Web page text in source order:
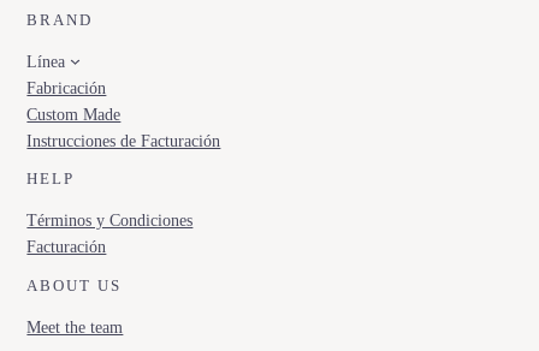
BRAND
Línea
Fabricación
Custom Made
Instrucciones de Facturación
HELP
Términos y Condiciones
Facturación
ABOUT US
Meet the team